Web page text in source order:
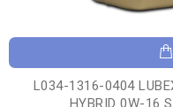
L034-1316-0404
HYBRID 0W-16